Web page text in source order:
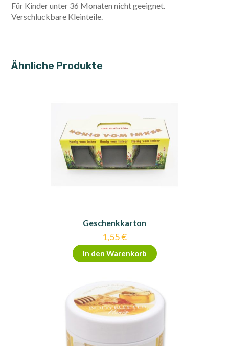
Für Kinder unter 36 Monaten nicht geeignet.
Verschluckbare Kleinteile.
Ähnliche Produkte
Geschenkkarton
1,55€
In den Warenkorb